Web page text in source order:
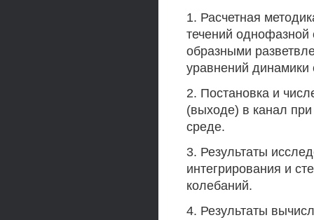
1. Расчетная
течений
образными
уравнений
2. Постановка и
(выходе) в канал
среде.
3. Результаты
интегрирования и
колебаний.
4. Результаты